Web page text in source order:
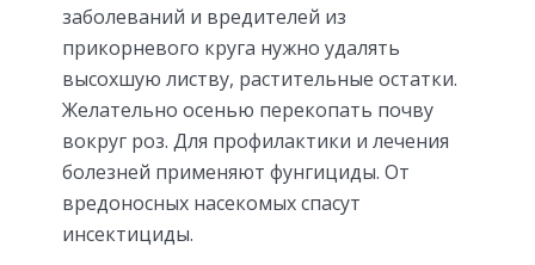
заболеваний и вредителей из
прикорневого круга нужно удалять
высохшую листву, растительные остатки.
Желательно осенью перекопать почву
вокруг роз. Для профилактики и лечения
болезней применяют фунгициды. От
вредоносных насекомых спасут
инсектициды.